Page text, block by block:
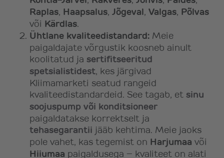
Raplas, Haapsalus, Jõgeval, Valgas, Põlvas
või Kärdlas.
Ühtlane kvaliteedistandard: Meie
paigaldajate võrgustik koosneb ainult
koolitatud ja sertifitseeritud
spetsialistidest, kes järgivad
Kliimamarketi seatud rangeid
kvaliteedistandardeid. See tagab, et sinu
soojuspump või konditsioneer
paigaldatakse korrektselt ja
tehasegarantii jääb kehtima. Meie jaoks
pole vahet, kas tegemist on Harjumaa või
Hiiumaa paigaldusega – kvaliteet on alati